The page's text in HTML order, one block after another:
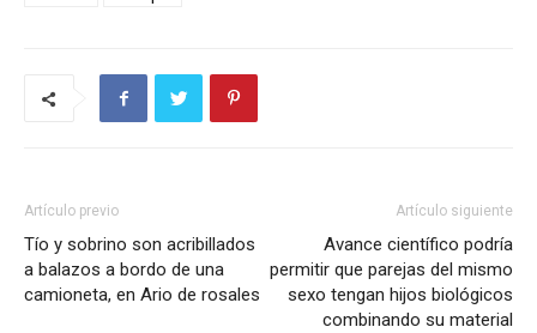
Artículo previo
Tío y sobrino son acribillados
a balazos a bordo de una
camioneta, en Ario de rosales
Artículo siguiente
Avance científico podría
permitir que parejas del mismo
sexo tengan hijos biológicos
combinando su material